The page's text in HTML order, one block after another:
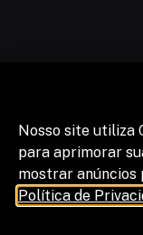
Nosso site utiliza
para aprimorar
mostrar anúncios
Política de